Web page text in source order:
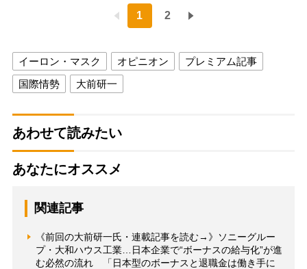
1 2
イーロン・マスク オピニオン
プレミアム記事
国際情勢
大前研一
あわせて読みたい
あなたにオススメ
関連記事
《前回の大前研一氏・連載記事を読む→》ソニーグルー
プ・大和ハウス工業…日本企業で“ボーナスの給与化”が進
む必然の流れ 「日本型のボーナスと退職金は働き手に